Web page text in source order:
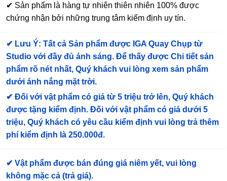
✔ Sản phẩm là hàng tự nhiên thiên nhiên 100% được
chứng nhận bởi những trung tâm kiểm định uy tín.
✔ Lưu Ý: Tất cả Sản phẩm được IGA Quay Chụp từ
Studio với đầy đủ ánh sáng. Để thấy được Chi tiết sản
phẩm rõ nét nhất, Quý khách vui lòng xem sản phẩm
dưới ánh nắng mặt trời.
✔ Đối với vật phẩm có giá từ 5 triệu trở lên, Quý khách
được tặng kiểm định. Đối với vật phẩm có giá dưới 5
triệu, Quý khách có yêu cầu kiểm định vui lòng trả thêm
phí kiểm định là 250.000đ.
✔ Vật phẩm được bán đúng giá niêm yết, vui lòng
không mặc cả (trả giá).